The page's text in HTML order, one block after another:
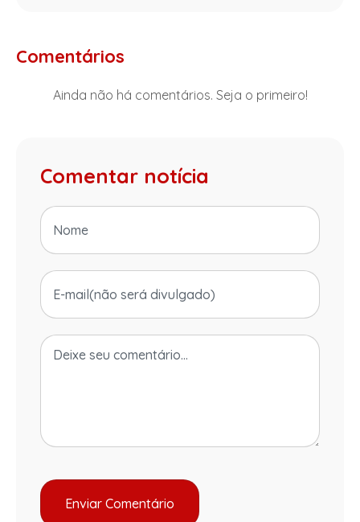
Comentários
Ainda não há comentários. Seja o primeiro!
Comentar notícia